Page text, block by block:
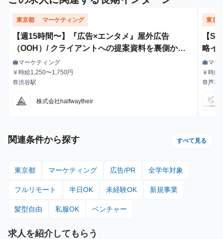
東京都 マーケティング
【週15時間〜】『広告×エンタメ』屋外広告
（OOH）/ クライアントへの提案資料を裏側から
支えるインターン！
職種
workマーケティング
給与
currency_yen時給1,250〜1,750円
最寄駅
train渋谷駅
株式会社halfwaytheir
東京
【
略イ
職種
workマー
給与
currency_yen時給
給・
最寄駅
train芦花
関連条件から探す すべて見る
東京都 マーケティング 広告/PR 全学年対象
フルリモート 半日OK 未経験OK 新規事業
髪型自由 私服OK ベンチャー
求人を紹介してもらう